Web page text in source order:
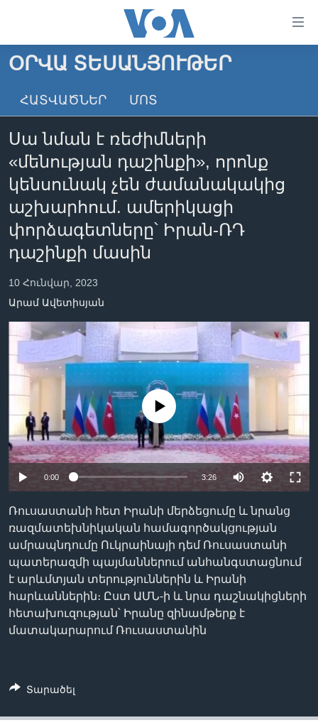
անցնել
հիմնական
անցնել
բովանդակությանը
հիմնական
բովանդակություն
ԳԼԽԱՎՈՐ ԷՋ
ԼՈՒՐԵՐ
ՖԻԼՄԵՐ
ՖԻԼՄԵՐ
IN ENGLISH
ՄԵՐ ՄԱՍԻՆ
ՄԵՐ ՄԱՍԻՆ
«ԱՄԵՐԻԿԱՅԻ ՁԱՅՆ»-Ի ԿԱՆՈՆԱԴՐՈՒԹՅՈՒՆ
ԿԱՊ ՄԵԶ ՀԵՏ
ՈՒԿՐԱԻՆԱԿԱՆ ՊԱՏԵՐԱԶՄ
Learning English
ՀԵՏԵՒԵՔ ՄԵԶ
Լեզուներ
ՕՐՎԱ ՏԵՍԱՆՅՈՒԹԵՐ
ՀԱՏՎԱԾՆԵՐ ՄՈՏ
Սա նման է ռեժիմների
«մենության դաշինքի», որոնք
կենսունակ չեն ժամանակակից
աշխարհում. ամերիկացի
փորձագետները՝ Իրան-ՌԴ
դաշինքի մասին
10 Հունվար, 2023
Արամ Ավետիսյան
No media source currently available
0:00 3:26
Ռուսաստանի հետ Իրանի մերձեցումը և նրանց
ռազմատեխնիկական համագործակցության
ամրապնդումը Ուկրաինայի դեմ Ռուսաստանի
պատերազմի պայմաններում անհանգստացնում
է արևմտյան տերություններին և Իրանի
հարևաններին։ Ըստ ԱՄՆ-ի և նրա դաշնակիցների
հետախուզության՝ Իրանը զինամթերք է
մատակարարում Ռուսաստանին
Տարածել